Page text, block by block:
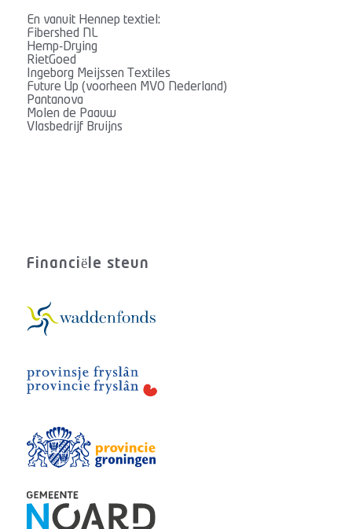
En vanuit Hennep textiel:
Fibershed NL
Hemp-Drying
RietGoed
Ingeborg Meijssen Textiles
Future Up (voorheen MVO Nederland)
Pantanova
Molen de Paauw
Vlasbedrijf Bruijns
Financiële steun